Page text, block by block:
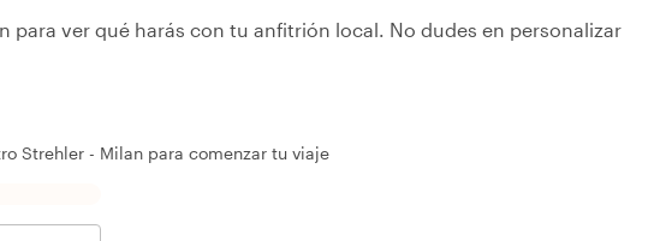
para ver qué harás con tu anfitrión local. No dudes en personalizar
Strehler - Milan para comenzar tu viaje